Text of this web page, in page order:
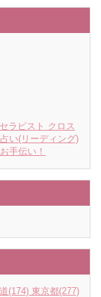
セラピスト クロス
い(リーディング)
手伝い！
(174) 東京都(277)